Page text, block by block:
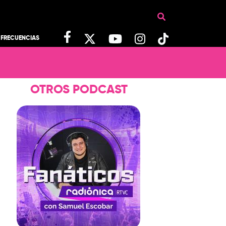
FRECUENCIAS
OTROS PODCAST